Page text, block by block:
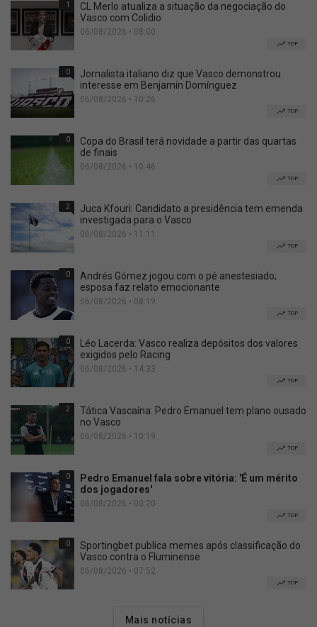
1
CL Merlo atualiza a situação da negociação do
Vasco com Colidio
06/08/2026 • 08:00
TOP
0
Jornalista italiano diz que Vasco demonstrou
interesse em Benjamín Domínguez
06/08/2026 • 10:26
TOP
0
Copa do Brasil terá novidade a partir das quartas
de finais
06/08/2026 • 10:46
TOP
2
Juca Kfouri: Candidato a presidência tem emenda
investigada para o Vasco
06/08/2026 • 11:11
TOP
0
Andrés Gómez jogou com o pé anestesiado;
esposa faz relato emocionante
06/08/2026 • 08:19
TOP
0
Léo Lacerda: Vasco realiza depósitos dos valores
exigidos pelo Racing
06/08/2026 • 14:33
TOP
2
Tática Vascaína: Pedro Emanuel tem plano ousado
no Vasco
06/08/2026 • 10:19
TOP
0
Pedro Emanuel fala sobre vitória: 'É um mérito
dos jogadores'
06/08/2026 • 00:20
TOP
0
Sportingbet publica memes após classificação do
Vasco contra o Fluminense
06/08/2026 • 07:52
TOP
Mais notícias